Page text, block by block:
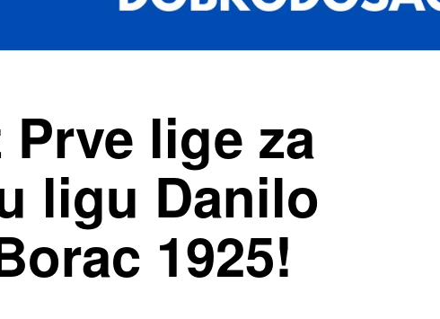
lige za
ligu Danilo
1925!